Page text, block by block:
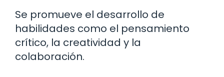
Se promueve el desarrollo de
habilidades como el pensamiento
crítico, la creatividad y la
colaboración.